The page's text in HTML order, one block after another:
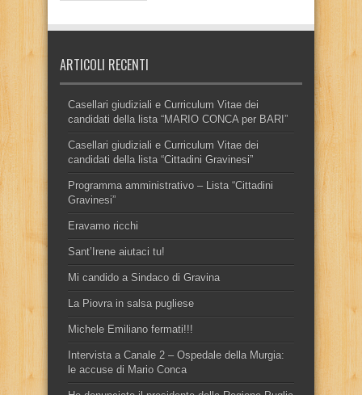
ARTICOLI RECENTI
Casellari giudiziali e Curriculum Vitae dei
candidati della lista “MARIO CONCA per BARI”
Casellari giudiziali e Curriculum Vitae dei
candidati della lista “Cittadini Gravinesi”
Programma amministrativo – Lista “Cittadini
Gravinesi”
Eravamo ricchi
Sant’Irene aiutaci tu!
Mi candido a Sindaco di Gravina
La Piovra in salsa pugliese
Michele Emiliano fermati!!!
Intervista a Canale 2 – Ospedale della Murgia:
le accuse di Mario Conca